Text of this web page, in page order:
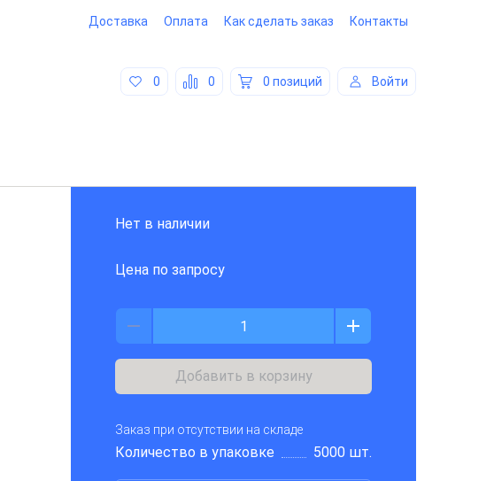
Доставка Оплата Как сделать заказ Контакты
0 0 0 позиций Войти
Нет в наличии
Цена по запросу
Добавить в корзину
Заказ при отсутствии на складе
Количество в упаковке 5000 шт.